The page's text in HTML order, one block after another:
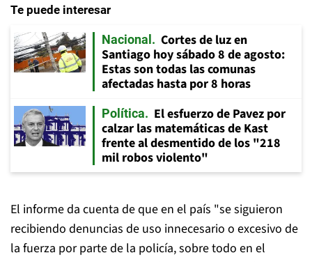
Te puede interesar
Nacional
Cortes de luz en
Santiago hoy sábado 8 de agosto:
Estas son todas las comunas
afectadas hasta por 8 horas
Política
El esfuerzo de Pavez por
calzar las matemáticas de Kast
frente al desmentido de los "218
mil robos violento"
El informe da cuenta de que en el país "se siguieron
recibiendo denuncias de uso innecesario o excesivo de
la fuerza por parte de la policía, sobre todo en el